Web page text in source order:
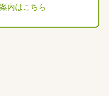
内はこちら